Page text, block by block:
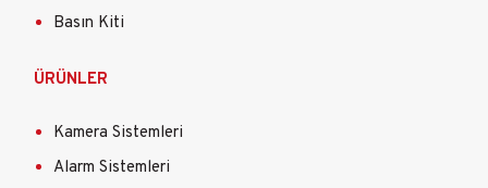
Basın Kiti
ÜRÜNLER
Kamera Sistemleri
Alarm Sistemleri